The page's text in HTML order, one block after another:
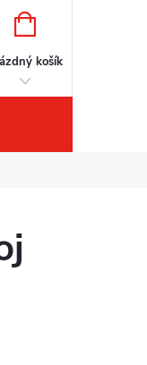
NÁKUPNÍ
košík